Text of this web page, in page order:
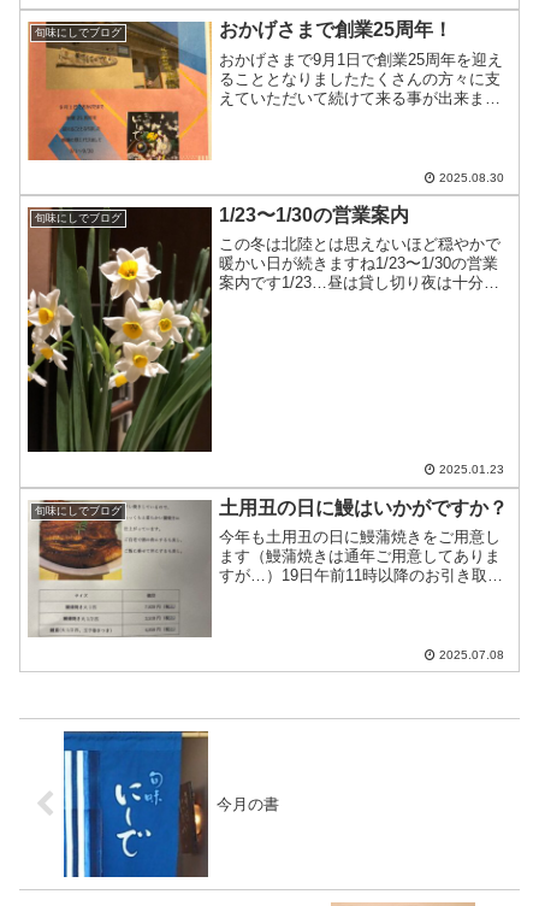
旬味にしでブログ おかげさまで創業25周年！
おかげさまで9月1日で創業25周年を迎え
ることとなりましたたくさんの方々に支
えていただいて続けて来る事が出来まし
2025.08.30
旬味にしでブログ 1/23〜1/30の営業案内
この冬は北陸とは思えないほど穏やかで
暖かい日が続きますね1/23〜1/30の営業
案内です1/23…昼は貸し切り夜は十分に
2025.01.23
旬味にしでブログ 土用丑の日に鰻はいかがですか？
今年も土用丑の日に鰻蒲焼きをご用意し
ます（鰻蒲焼きは通年ご用意してありま
すが…）19日午前11時以降のお引き取り
2025.07.08
今月の書